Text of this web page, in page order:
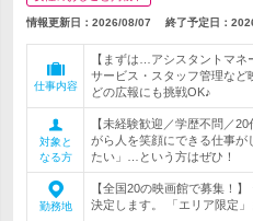
情報更新日：2026/08/07 終了予定日：
仕事内容
【まずは…アシスタントマネ
サービス・スタッフ管理な
どの広報にも挑戦OK♪
対象と
なる方
【未経験歓迎／学歴不問／
がら人を笑顔にできる仕事が
たい」…という方はぜひ！
勤務地
【全国20の映画館で募集！
決定します。 「エリア限定